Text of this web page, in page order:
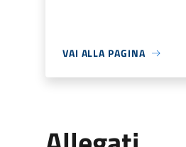
VAI ALLA PAGINA